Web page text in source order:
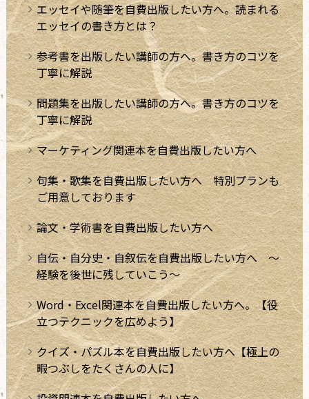
エッセイや随筆を自費出版したい方へ。読まれる
エッセイの書き方とは？
参考書を出版したい講師の方へ。書き方のコツを
丁寧に解説
問題集を出版したい講師の方へ。書き方のコツを
丁寧に解説
マーケティング関連本を自費出版したい方へ
句集・歌集を自費出版したい方へ 特別プランも
ご用意しております
論文・学術書を自費出版したい方へ
自伝・自分史・自叙伝を自費出版したい方へ ～
経験を後世に残していこう～
Word・Excel関連本を自費出版したい方へ。【役
立つテクニックを広めよう】
クイズ・パズル本を自費出版したい方へ【極上の
暇つぶしをたくさんの人に】